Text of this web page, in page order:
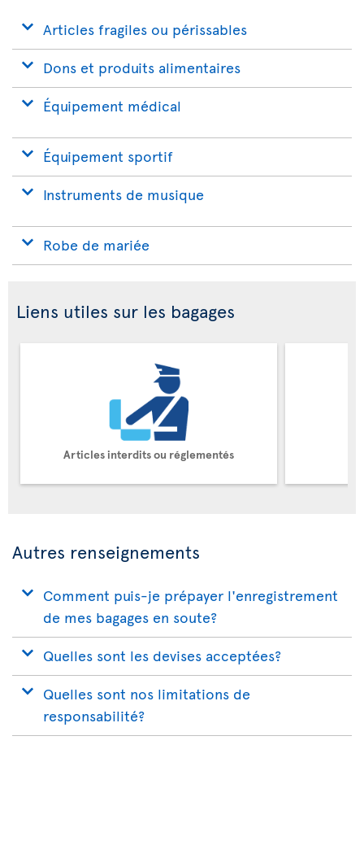
Articles fragiles ou périssables
Dons et produits alimentaires
Équipement médical
Équipement sportif
Instruments de musique
Robe de mariée
Liens utiles sur les bagages
Articles interdits ou réglementés
Autres renseignements
Comment puis-je prépayer l'enregistrement
de mes bagages en soute?
Quelles sont les devises acceptées?
Quelles sont nos limitations de
responsabilité?